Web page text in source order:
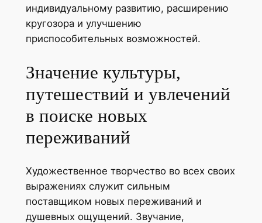
индивидуальному развитию, расширению
кругозора и улучшению
приспособительных возможностей.
Значение культуры,
путешествий и увлечений
в поиске новых
переживаний
Художественное творчество во всех своих
выражениях служит сильным
поставщиком новых переживаний и
душевных ощущений. Звучание,